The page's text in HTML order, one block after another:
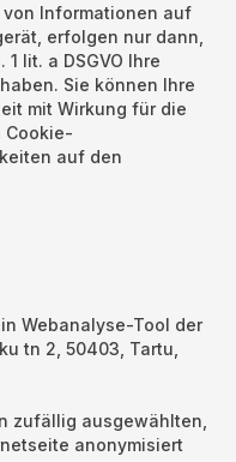
Informationen auf
erfolgen nur dann,
lit. a DSGVO Ihre
Sie können Ihre
mit Wirkung für die
Cookie-
auf den
Webanalyse-Tool der
tn 2, 50403, Tartu,
zufällig ausgewählten,
anonymisiert